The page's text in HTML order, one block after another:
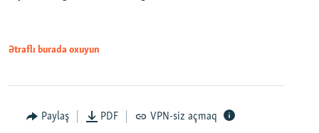
Ətraflı burada oxuyun
Paylaş PDF VPN-siz açmaq